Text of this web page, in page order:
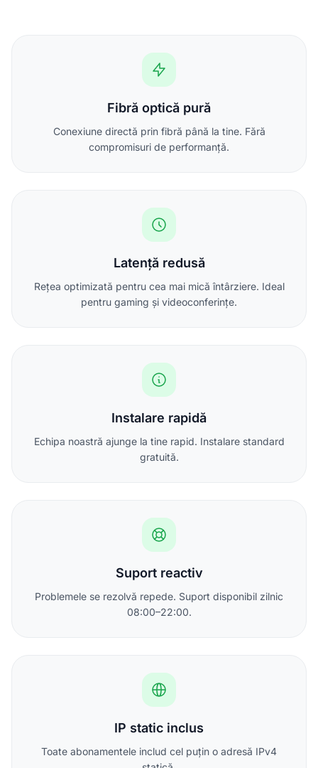
Fibră optică pură
Conexiune directă prin fibră până la tine. Fără
compromisuri de performanță.
Latență redusă
Rețea optimizată pentru cea mai mică întârziere. Ideal
pentru gaming și videoconferințe.
Instalare rapidă
Echipa noastră ajunge la tine rapid. Instalare standard
gratuită.
Suport reactiv
Problemele se rezolvă repede. Suport disponibil zilnic
08:00–22:00.
IP static inclus
Toate abonamentele includ cel puțin o adresă IPv4